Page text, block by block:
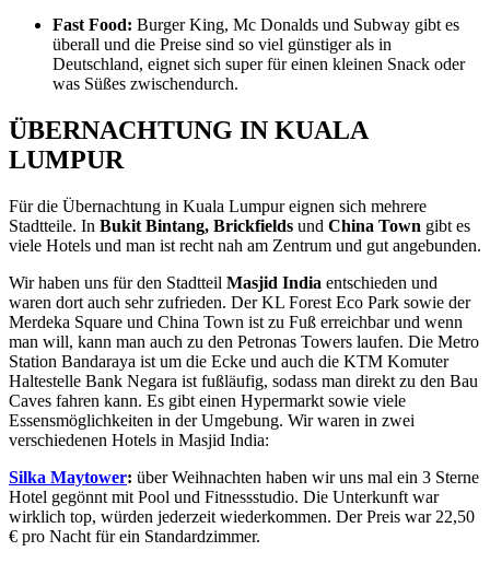
Fast Food: Burger King, Mc Donalds und Subway gibt es
überall und die Preise sind so viel günstiger als in
Deutschland, eignet sich super für einen kleinen Snack oder
was Süßes zwischendurch.
ÜBERNACHTUNG IN KUALA
LUMPUR
Für die Übernachtung in Kuala Lumpur eignen sich mehrere
Stadtteile. In Bukit Bintang, Brickfields und China Town gibt es
viele Hotels und man ist recht nah am Zentrum und gut angebunden.
Wir haben uns für den Stadtteil Masjid India entschieden und
waren dort auch sehr zufrieden. Der KL Forest Eco Park sowie der
Merdeka Square und China Town ist zu Fuß erreichbar und wenn
man will, kann man auch zu den Petronas Towers laufen. Die Metro
Station Bandaraya ist um die Ecke und auch die KTM Komuter
Haltestelle Bank Negara ist fußläufig, sodass man direkt zu den Bau
Caves fahren kann. Es gibt einen Hypermarkt sowie viele
Essensmöglichkeiten in der Umgebung. Wir waren in zwei
verschiedenen Hotels in Masjid India:
Silka Maytower: über Weihnachten haben wir uns mal ein 3 Sterne
Hotel gegönnt mit Pool und Fitnessstudio. Die Unterkunft war
wirklich top, würden jederzeit wiederkommen. Der Preis war 22,50
€ pro Nacht für ein Standardzimmer.